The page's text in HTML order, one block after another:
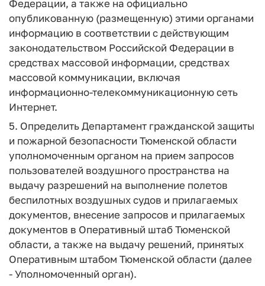
Федерации, а также на официально
опубликованную (размещенную) этими органами
информацию в соответствии с действующим
законодательством Российской Федерации в
средствах массовой информации, средствах
массовой коммуникации, включая
информационно-телекоммуникационную сеть
Интернет.
5. Определить Департамент гражданской защиты
и пожарной безопасности Тюменской области
уполномоченным органом на прием запросов
пользователей воздушного пространства на
выдачу разрешений на выполнение полетов
беспилотных воздушных судов и прилагаемых
документов, внесение запросов и прилагаемых
документов в Оперативный штаб Тюменской
области, а также на выдачу решений, принятых
Оперативным штабом Тюменской области (далее
- Уполномоченный орган).